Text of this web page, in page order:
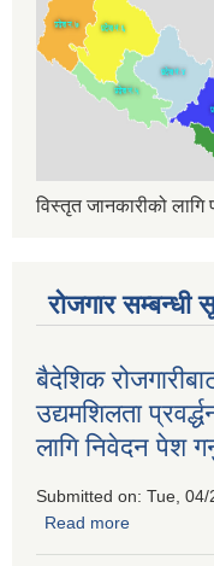
विस्तृत जानकारीको लागि
रोजगार सम्बन्धी
बैदेशिक
उद्यमशिलता
लागि निवेदन पेश
Submitted on: Tue,
Read more